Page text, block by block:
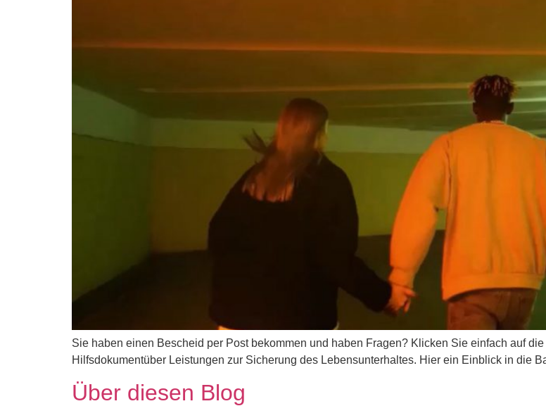
Sie haben einen Bescheid per Post bekommen und haben Fragen? Klicken Sie einfach auf
Hilfsdokumentüber Leistungen zur Sicherung des Lebensunterhaltes. Hier ein Einblick in die
Über diesen Blog